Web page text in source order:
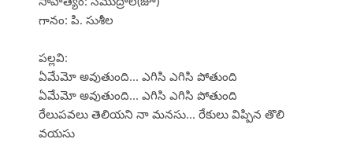
గానం: పి. సుశీల
పల్లవి:
ఏమేమో అవుతుంది... ఎగిసి ఎగిసి పోతుంది
ఏమేమో అవుతుంది... ఎగిసి ఎగిసి పోతుంది
రేలుపవలు తెలియని నా మనసు... రేకులు విప్పిన తొలి
వయసు